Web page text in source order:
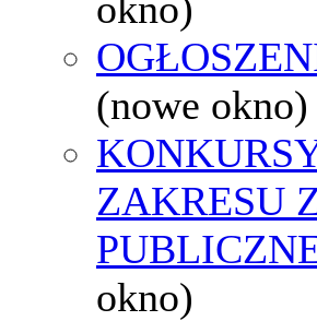
(nowe okno)
ZAKRESU
okno)